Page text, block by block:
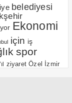
belediyesi
Ekonomi
için iş
spor
ziyaret Özel İzmir